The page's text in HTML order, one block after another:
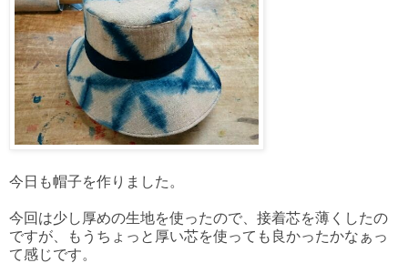
今日も帽子を作りました。
今回は少し厚めの生地を使ったので、接着芯を薄くしたの
ですが、もうちょっと厚い芯を使っても良かったかなぁっ
て感じです。